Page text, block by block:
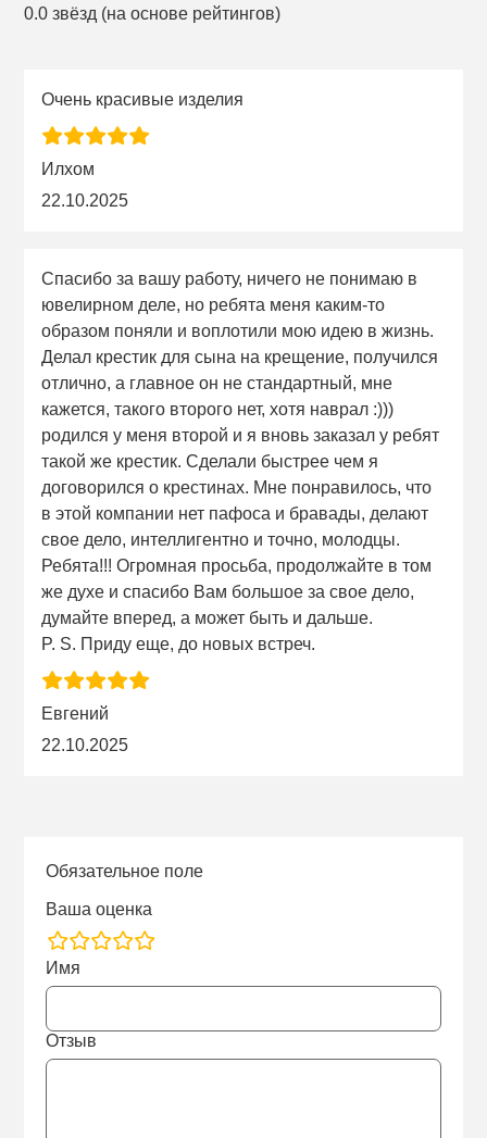
0.0 звёзд (на основе рейтингов)
Очень красивые изделия
Илхом
22.10.2025
Спасибо за вашу работу, ничего не понимаю в
ювелирном деле, но ребята меня каким-то
образом поняли и воплотили мою идею в жизнь.
Делал крестик для сына на крещение, получился
отлично, а главное он не стандартный, мне
кажется, такого второго нет, хотя наврал :)))
родился у меня второй и я вновь заказал у ребят
такой же крестик. Сделали быстрее чем я
договорился о крестинах. Мне понравилось, что
в этой компании нет пафоса и бравады, делают
свое дело, интеллигентно и точно, молодцы.
Ребята!!! Огромная просьба, продолжайте в том
же духе и спасибо Вам большое за свое дело,
думайте вперед, а может быть и дальше.
P. S. Приду еще, до новых встреч.
Евгений
22.10.2025
Обязательное поле
Ваша оценка
rating
fields
Имя
Отзыв